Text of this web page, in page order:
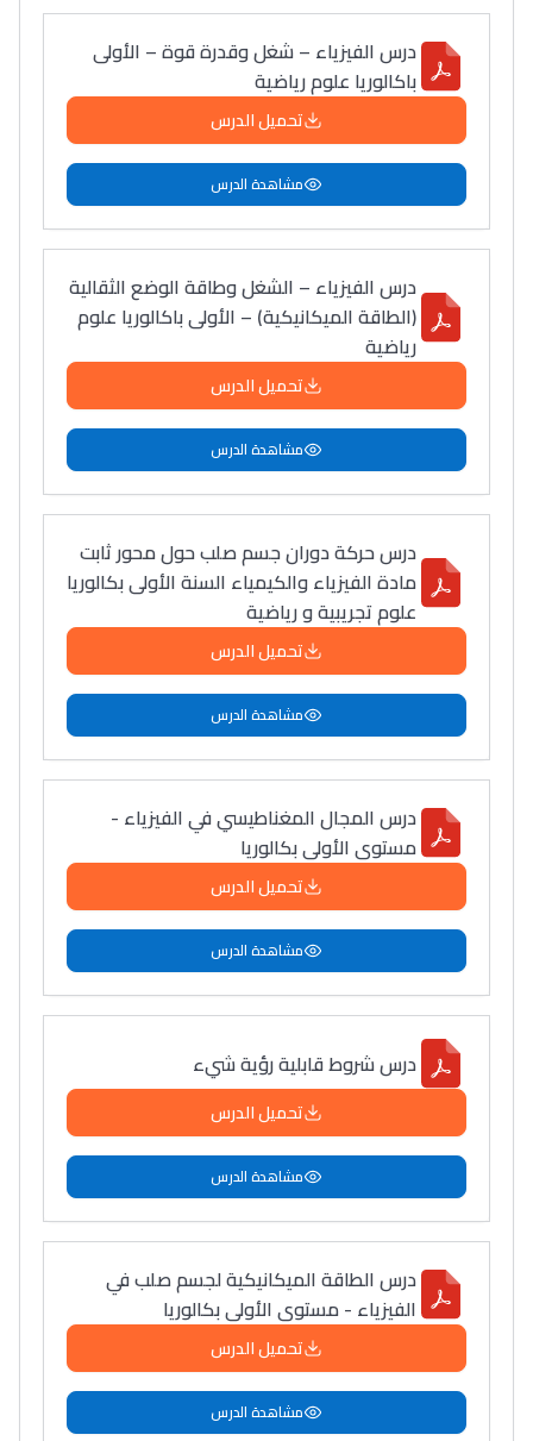
درس الفيزياء – شغل وقدرة قوة – الأولى
باكالوريا علوم رياضية
تحميل الدرس
مشاهدة الدرس
درس الفيزياء – الشغل وطاقة الوضع الثقالية
(الطاقة الميكانيكية) – الأولى باكالوريا علوم
رياضية
تحميل الدرس
مشاهدة الدرس
درس حركة دوران جسم صلب حول محور ثابت
مادة الفيزياء والكيمياء السنة الأولى بكالوريا
علوم تجريبية و رياضية
تحميل الدرس
مشاهدة الدرس
درس المجال المغناطيسي في الفيزياء -
مستوى الأولى بكالوريا
تحميل الدرس
مشاهدة الدرس
درس شروط قابلية رؤية شيء
تحميل الدرس
مشاهدة الدرس
درس الطاقة الميكانيكية لجسم صلب في
الفيزياء - مستوى الأولى بكالوريا
تحميل الدرس
مشاهدة الدرس